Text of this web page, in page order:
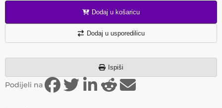
Dodaj u košaricu
Dodaj u usporedilicu
Ispiši
Podijeli na